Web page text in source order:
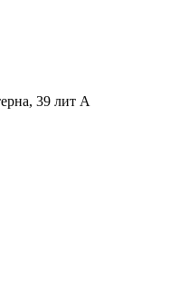
39 лит А